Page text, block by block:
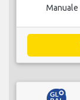
Manuale